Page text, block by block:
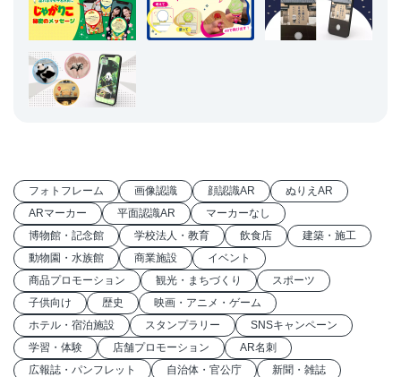
フォトフレーム 画像認識 顔認識AR
ぬりえAR
ARマーカー
平面認識AR
マーカーなし
博物館・記念館
学校法人・教育 飲食店
建築・施工
動物園・水族館
商業施設
イベント
商品プロモーション
観光・まちづくり
スポーツ
子供向け
歴史
映画・アニメ・ゲーム
ホテル・宿泊施設
スタンプラリー
SNSキャンペーン
学習・体験
店舗プロモーション
AR名刺
広報誌・パンフレット
自治体・官公庁
新聞・雑誌